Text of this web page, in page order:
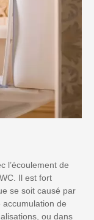
l’écoulement de
Il est fort
se soit causé par
de
ou dans